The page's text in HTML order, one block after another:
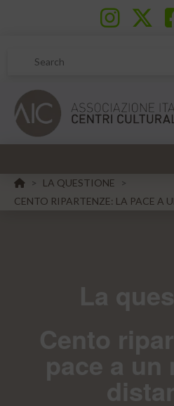
Search
HOME
> LA QUESTIONE
>
CENTO RIPARTENZE: LA PACE A